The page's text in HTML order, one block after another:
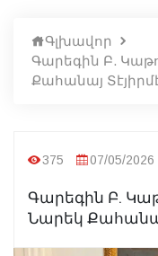
Գլխավոր
Գարեգին Բ.
Քահանայ
375 07/05/2026
Գարեգին Բ.
Նարեկ